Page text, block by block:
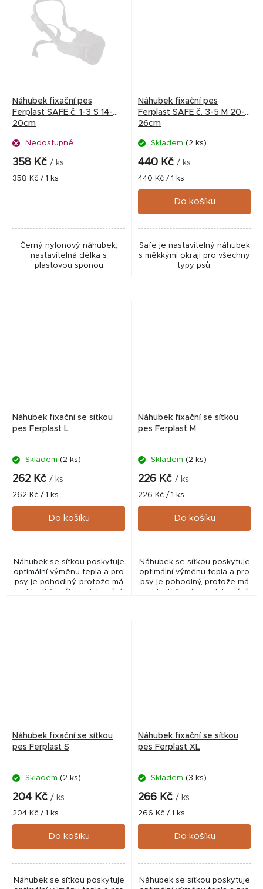
Náhubek fixační pes
Ferplast SAFE č. 1-3 S 14-
20cm
Nedostupné
358 Kč / ks
Měrná
358 Kč / 1 ks
Černý nylonový náhubek,
nastavitelná délka s
plastovou sponou
Náhubek fixační pes
Ferplast SAFE č. 3-5 M 20-
26cm
Skladem (2 ks)
440 Kč / ks
Měrná
cena:
440 Kč / 1 ks
Do košíku
Safe je nastavitelný náhubek
s měkkými okraji pro všechny
typy psů.
Náhubek fixační se síťkou
pes Ferplast L
Skladem (2 ks)
262 Kč / ks
Měrná
cena:
262 Kč / 1 ks
Do košíku
Náhubek se síťkou poskytuje
optimální výměnu tepla a pro
psy je pohodlný, protože má
v oblasti čumáku polstrování.
Náhubek fixační se síťkou
pes Ferplast M
Skladem (2 ks)
226 Kč / ks
Měrná
cena:
226 Kč / 1 ks
Do košíku
Náhubek se síťkou poskytuje
optimální výměnu tepla a pro
psy je pohodlný, protože má
v oblasti čumáku polstrování.
Náhubek fixační se síťkou
pes Ferplast S
Skladem (2 ks)
204 Kč / ks
Měrná
cena:
204 Kč / 1 ks
Do košíku
Náhubek se síťkou poskytuje
Náhubek fixační se síťkou
pes Ferplast XL
Skladem (3 ks)
266 Kč / ks
Měrná
cena:
266 Kč / 1 ks
Do košíku
Náhubek se síťkou poskytuje